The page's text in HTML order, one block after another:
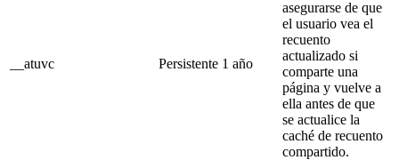
__atuvc Persistente 1 año
asegurarse de que
el usuario vea el
recuento
actualizado si
comparte una
página y vuelve a
ella antes de que
se actualice la
caché de recuento
compartido.